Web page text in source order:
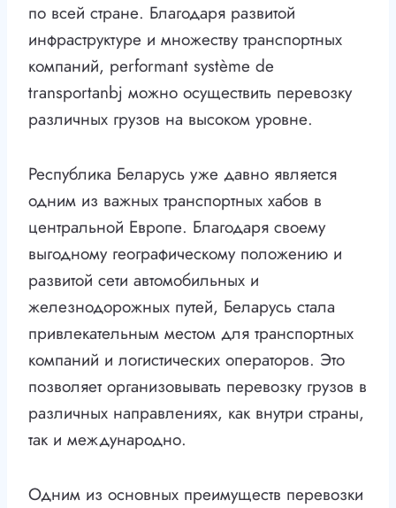
по всей стране. Благодаря развитой
инфраструктуре и множеству транспортных
компаний, performant système de
transportanbj можно осуществить перевозку
различных грузов на высоком уровне.
Республика Беларусь уже давно является
одним из важных транспортных хабов в
центральной Европе. Благодаря своему
выгодному географическому положению и
развитой сети автомобильных и
железнодорожных путей, Беларусь стала
привлекательным местом для транспортных
компаний и логистических операторов. Это
позволяет организовывать перевозку грузов в
различных направлениях, как внутри страны,
так и международно.
Одним из основных преимуществ перевозки